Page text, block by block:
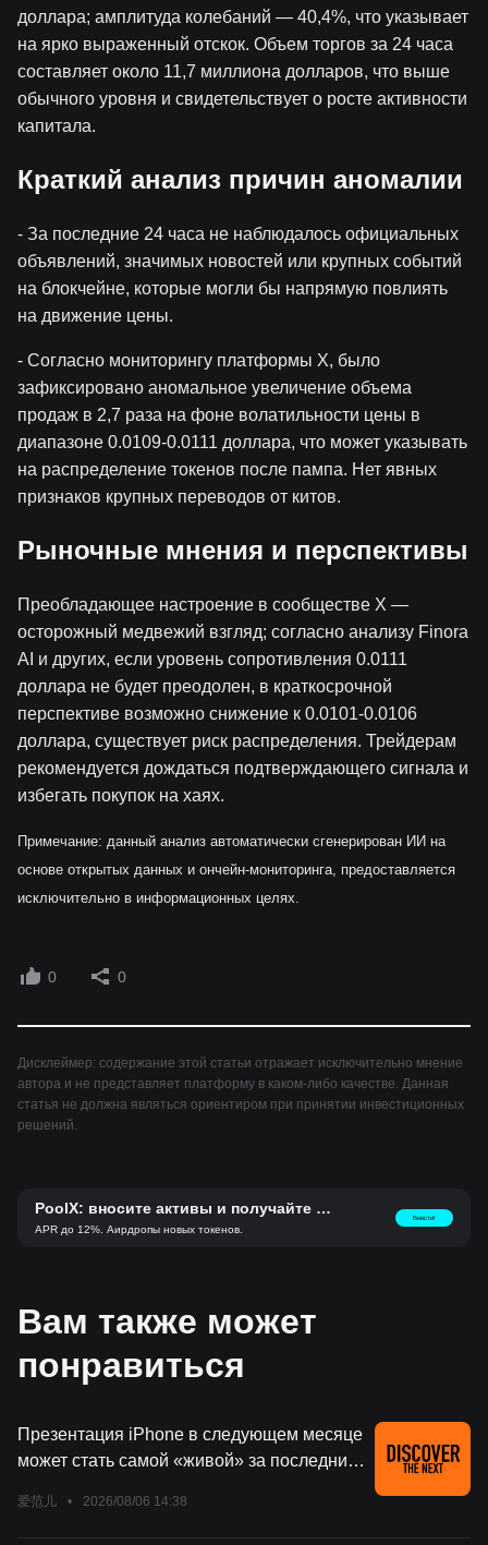
доллара; амплитуда колебаний — 40,4%, что указывает
на ярко выраженный отскок. Объем торгов за 24 часа
составляет около 11,7 миллиона долларов, что выше
обычного уровня и свидетельствует о росте активности
капитала.
Краткий анализ причин аномалии
- За последние 24 часа не наблюдалось официальных
объявлений, значимых новостей или крупных событий
на блокчейне, которые могли бы напрямую повлиять
на движение цены.
- Согласно мониторингу платформы X, было
зафиксировано аномальное увеличение объема
продаж в 2,7 раза на фоне волатильности цены в
диапазоне 0.0109-0.0111 доллара, что может указывать
на распределение токенов после пампа. Нет явных
признаков крупных переводов от китов.
Рыночные мнения и перспективы
Преобладающее настроение в сообществе X —
осторожный медвежий взгляд; согласно анализу Finora
AI и других, если уровень сопротивления 0.0111
доллара не будет преодолен, в краткосрочной
перспективе возможно снижение к 0.0101-0.0106
доллара, существует риск распределения. Трейдерам
рекомендуется дождаться подтверждающего сигнала и
избегать покупок на хаях.
Примечание: данный анализ автоматически сгенерирован ИИ на
основе открытых данных и ончейн-мониторинга, предоставляется
исключительно в информационных целях.
0 0
Дисклеймер: содержание этой статьи отражает исключительно мнение
автора и не представляет платформу в каком-либо качестве. Данная
статья не должна являться ориентиром при принятии инвестиционных
решений.
PoolX: вносите активы и получайте но
вые токены.
APR до 12%. Аирдропы новых токенов.
Внести!
Вам также может
понравиться
Презентация iPhone в следующем месяце
может стать самой «живой» за последние
爱范儿 • 2026/08/06 14:38